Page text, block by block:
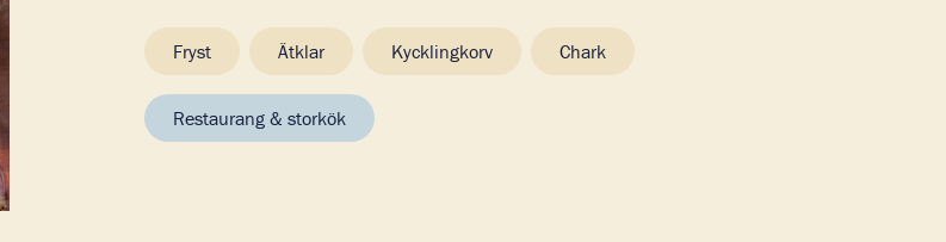
Fryst Ätklar Kycklingkorv Chark
Restaurang & storkök